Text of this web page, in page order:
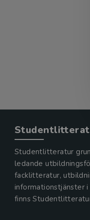
Studentlitteratur
ledande
facklitteratur,
informationstjänster
finns